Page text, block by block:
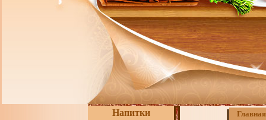
Напитки Главная